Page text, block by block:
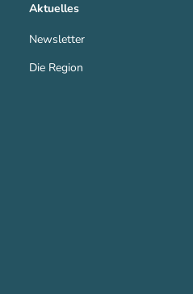
Aktuelles
Newsletter
Die Region